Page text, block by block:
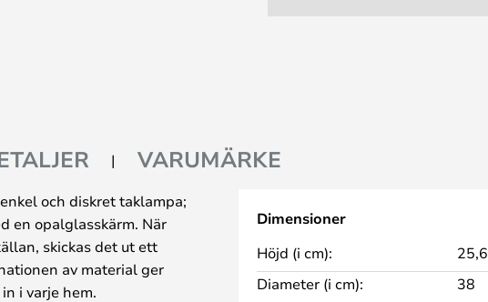
VARUMÄRKE
och diskret taklampa;
en opalglasskärm. När
skickas det ut ett
av material ger
i varje hem.
Dimensioner
Höjd (i cm):
25,6
Diameter (i cm):
38